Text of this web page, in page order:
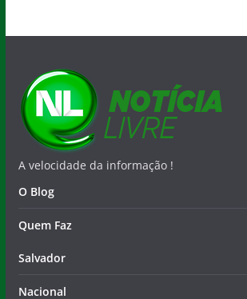
A velocidade da informação !
O Blog
Quem Faz
Salvador
Nacional